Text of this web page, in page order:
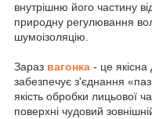
внутрішню його частину
природну регулювання
шумоізоляцію.
Зараз вагонка - це якісна
забезпечує з'єднання
якість обробки лицьової
поверхні чудовий